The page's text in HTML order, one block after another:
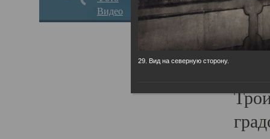
Видео
29. Вид на северную сторону.